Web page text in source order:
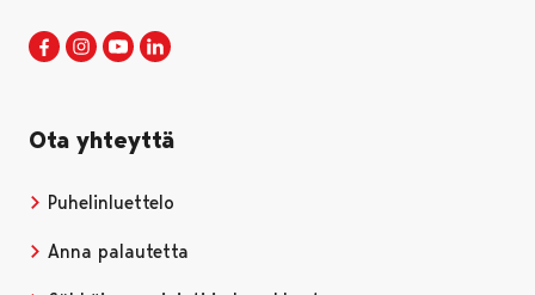
Porin kaupunki Facebookissa
Avautuu uudessa välilehdessä
Porin kaupunki Instagramissa
Avautuu uudessa välilehdessä
Porin kaupunki Youtubessa
Avautuu uudessa välilehdessä
Ota yhteyttä
Puhelinluettelo
Anna palautetta